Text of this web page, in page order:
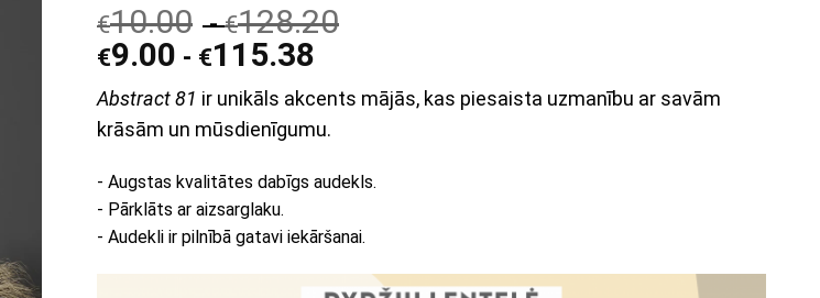
€10.00 -€128.20
€9.00 - €115.38
Abstract 81 ir unikāls akcents mājās, kas piesaista uzmanību ar savām
krāsām un mūsdienīgumu.
- Augstas kvalitātes dabīgs audekls.
- Pārklāts ar aizsarglaku.
- Audekli ir pilnībā gatavi iekāršanai.